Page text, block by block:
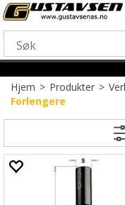
Hjem>Produkter>
Forlengere